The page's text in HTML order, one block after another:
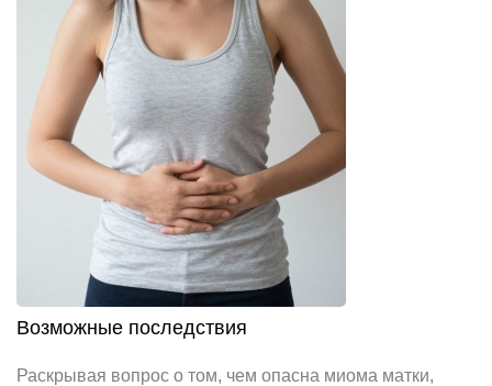
Возможные последствия
Раскрывая вопрос о том, чем опасна миома матки,